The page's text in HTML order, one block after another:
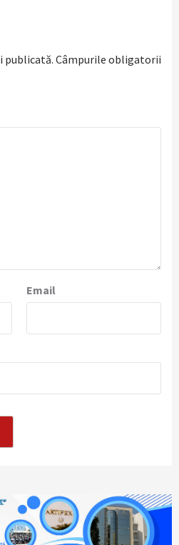
publicată. Câmpurile obligatorii
Email